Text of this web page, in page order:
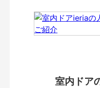
室内ドア